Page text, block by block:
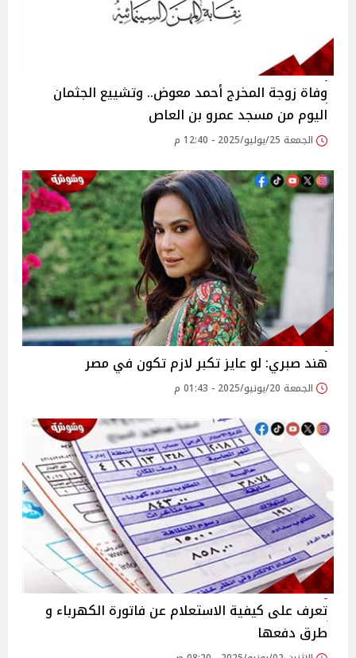
وفاة زوجة المخرج أحمد معوض.. وتشييع الجثمان
اليوم من مسجد عمرو بن العاص‎
الجمعة 25/يوليو/2025 - 12:40 م
هند صبري: لو عايز تكبر لازم تكون في مصر‎
الجمعة 20/يونيو/2025 - 01:43 م
تعرف على كيفية الاستعلام عن فاتورة الكهرباء و
طرق دفعها